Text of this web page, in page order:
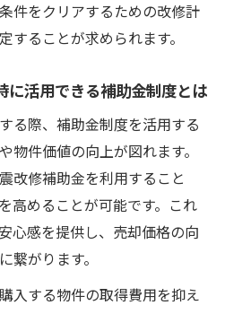
件をクリアするための改修計
ることが求められます。
に活用できる補助金制度とは
る際、補助金制度を活用する
物件価値の向上が図れます。
改修補助金を利用すること
高めることが可能です。これ
心感を提供し、売却価格の向
繋がります。
入する物件の取得費用を抑え